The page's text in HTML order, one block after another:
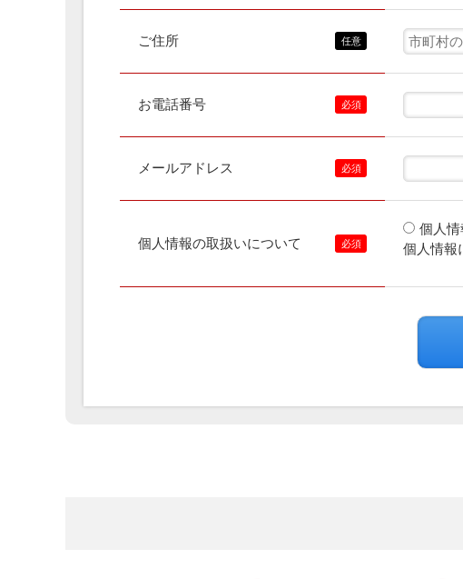
ご住所
お電話番号
メールアドレス
個人情報の取扱いについて
個人情
個人情報